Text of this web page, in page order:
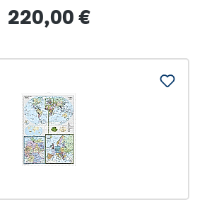
Regulärer Preis:
220,00 €